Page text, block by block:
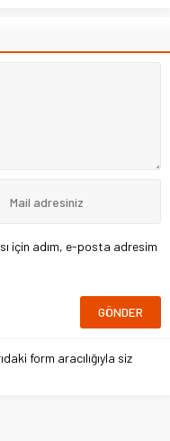
için adım, e-posta adresim
form aracılığıyla siz